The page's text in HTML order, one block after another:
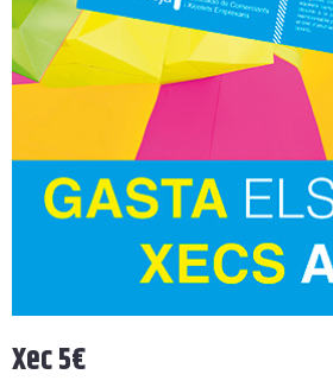
Xec 5€